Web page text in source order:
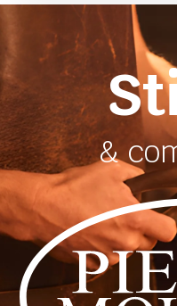
&